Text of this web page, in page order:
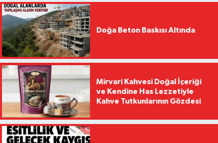
Doğa Beton Baskısı Altında
Mirvari Kahvesi Doğal İçeriği
ve Kendine Has Lezzetiyle
Kahve Tutkunlarının Gözdesi